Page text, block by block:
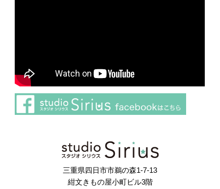
Instagram でフォロー
三重県四日市市鵜の森1-7-13
紺文きもの屋小町ビル3階